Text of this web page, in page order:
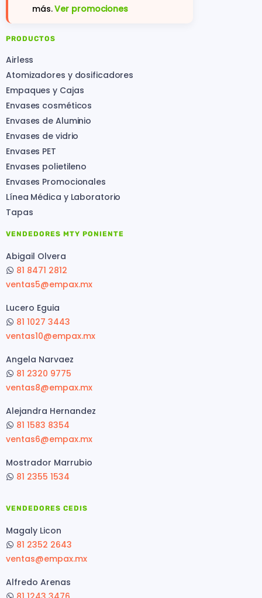
más.Ver promociones
PRODUCTOS
Airless
Atomizadores y dosificadores
Empaques y Cajas
Envases cosméticos
Envases de Aluminio
Envases de vidrio
Envases PET
Envases polietileno
Envases Promocionales
Línea Médica y Laboratorio
Tapas
VENDEDORES MTY PONIENTE
Abigail Olvera
81 8471 2812
ventas5@empax.mx
Lucero Eguia
81 1027 3443
ventas10@empax.mx
Angela Narvaez
81 2320 9775
ventas8@empax.mx
Alejandra Hernandez
81 1583 8354
ventas6@empax.mx
Mostrador Marrubio
81 2355 1534
VENDEDORES CEDIS
Magaly Licon
81 2352 2643
ventas@empax.mx
Alfredo Arenas